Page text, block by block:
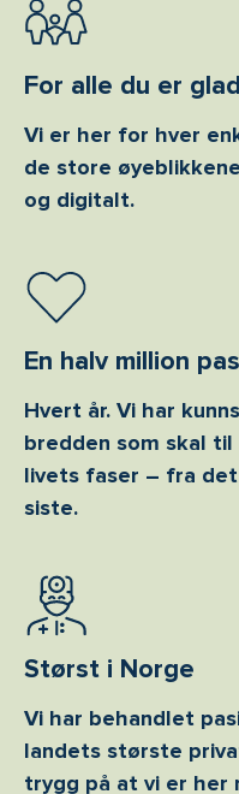
For alle du er
Vi er her for hver
de store
og digitalt.
En halv million
Hvert år. Vi har
bredden som skal
livets faser – fra
siste.
Størst i Norge
Vi har behandlet
landets største
trygg på at vi er her